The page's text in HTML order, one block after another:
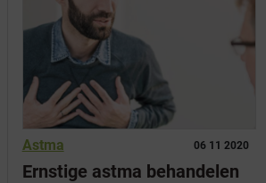
06 11 2020
Astma
Ernstige astma behandelen